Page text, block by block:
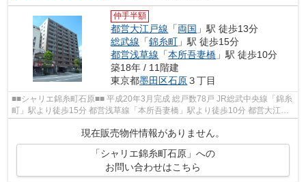
仲手半額
都営大江戸線 「両国 」駅 徒歩13分
総武線 「錦糸町 」駅 徒歩15分
都営浅草線 「本所吾妻橋 」駅 徒歩10分
築18年 / 11階建
東京都墨田区石原３丁目
■■シャリエ錦糸町石原■■ 平成20年3月完成 総戸数78戸 JR総武中央線「錦糸
町」駅より徒歩15分 都営浅草線「本所吾妻橋」駅より徒歩10分 都営大江戸
現在販売物件情報がありません。
「シャリエ錦糸町石原」への
お問い合わせはこちら